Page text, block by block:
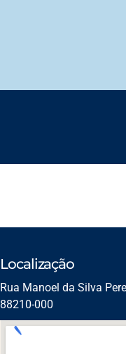
Localização
Rua Manoel da Silva
88210-000